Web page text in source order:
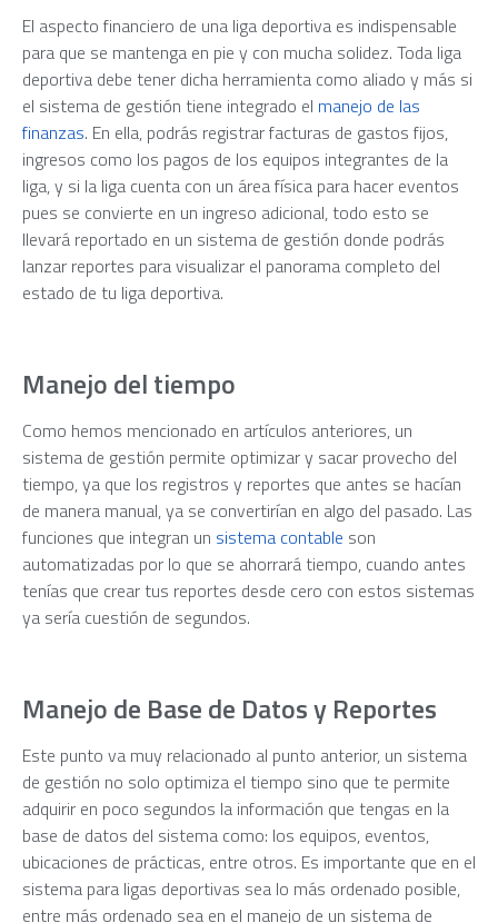
El aspecto financiero de una liga deportiva es indispensable
para que se mantenga en pie y con mucha solidez. Toda liga
deportiva debe tener dicha herramienta como aliado y más si
el sistema de gestión tiene integrado el manejo de las
finanzas. En ella, podrás registrar facturas de gastos fijos,
ingresos como los pagos de los equipos integrantes de la
liga, y si la liga cuenta con un área física para hacer eventos
pues se convierte en un ingreso adicional, todo esto se
llevará reportado en un sistema de gestión donde podrás
lanzar reportes para visualizar el panorama completo del
estado de tu liga deportiva.
Manejo del tiempo
Como hemos mencionado en artículos anteriores, un
sistema de gestión permite optimizar y sacar provecho del
tiempo, ya que los registros y reportes que antes se hacían
de manera manual, ya se convertirían en algo del pasado. Las
funciones que integran un sistema contable son
automatizadas por lo que se ahorrará tiempo, cuando antes
tenías que crear tus reportes desde cero con estos sistemas
ya sería cuestión de segundos.
Manejo de Base de Datos y Reportes
Este punto va muy relacionado al punto anterior, un sistema
de gestión no solo optimiza el tiempo sino que te permite
adquirir en poco segundos la información que tengas en la
base de datos del sistema como: los equipos, eventos,
ubicaciones de prácticas, entre otros. Es importante que en el
sistema para ligas deportivas sea lo más ordenado posible,
entre más ordenado sea en el manejo de un sistema de